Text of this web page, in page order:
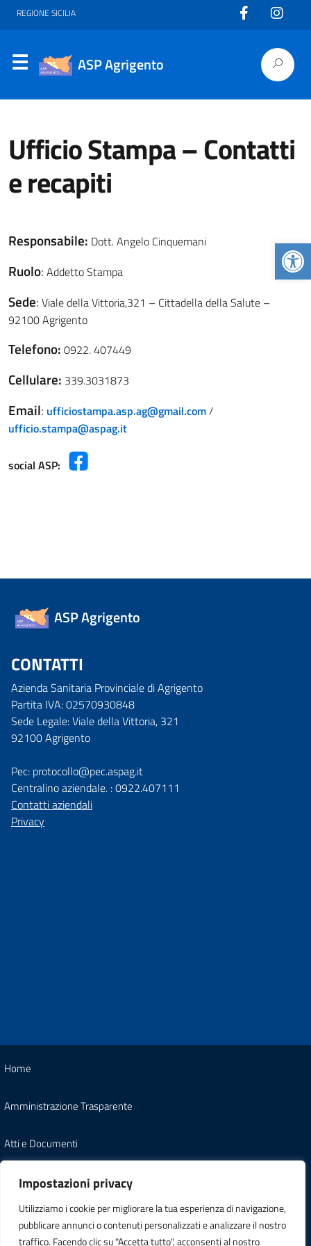
Impostazioni privacy
Utilizziamo i cookie per migliorare la tua esperienza di navigazione,
pubblicare annunci o contenuti personalizzati e analizzare il nostro
traffico. Facendo clic su "Accetta tutto", acconsenti al nostro
REGIONE SICILIA
ASP Agrigento
Ufficio Stampa – Contatti
e recapiti
Responsabile: Dott. Angelo Cinquemani
Ruolo: Addetto Stampa
Sede: Viale della Vittoria,321 – Cittadella della Salute –
92100 Agrigento
Telefono: 0922. 407449
Cellulare: 339.3031873
Email: ufficiostampa.asp.ag@gmail.com/
ufficio.stampa@aspag.it
social ASP:
ASP Agrigento
CONTATTI
Azienda Sanitaria Provinciale di Agrigento
Partita IVA: 02570930848
Sede Legale: Viale della Vittoria, 321
92100 Agrigento
Pec: protocollo@pec.aspag.it
Centralino aziendale. : 0922.407111
Contatti aziendali
Privacy
Home
Amministrazione Trasparente
Atti e Documenti
Note Legali
Informativa Privacy